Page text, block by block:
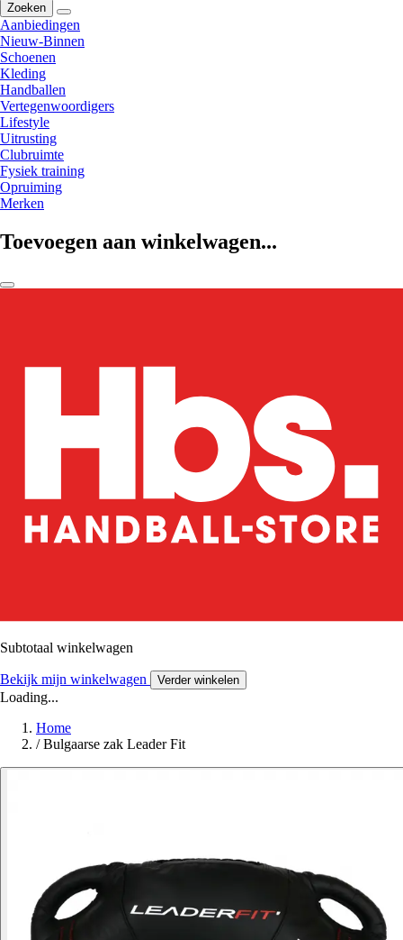
Zoeken
Aanbiedingen
Nieuw-Binnen
Schoenen
Kleding
Handballen
Vertegenwoordigers
Lifestyle
Uitrusting
Clubruimte
Fysiek training
Opruiming
Merken
Toevoegen aan winkelwagen...
Subtotaal winkelwagen
Bekijk mijn winkelwagen Verder winkelen
Loading...
Home
/ Bulgaarse zak Leader Fit